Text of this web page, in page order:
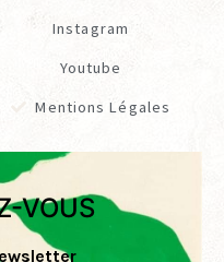
Instagram
Youtube
Mentions Légales
VOUS